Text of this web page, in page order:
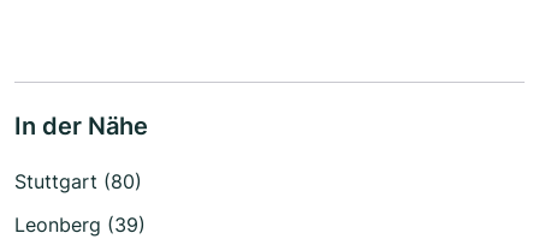
In der Nähe
Stuttgart (80)
Leonberg (39)